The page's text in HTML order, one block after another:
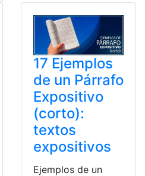
17 Ejemplos
de un Párrafo
Expositivo
(corto):
textos
expositivos
Ejemplos de un